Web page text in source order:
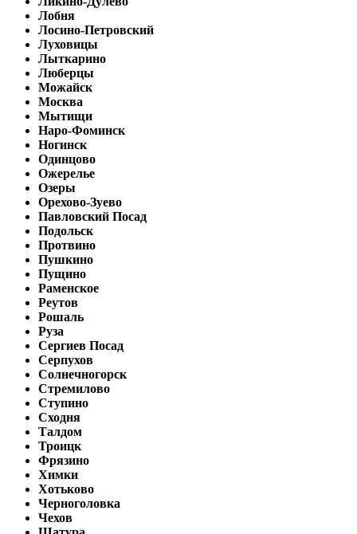
Лобня
Лосино-Петровский
Луховицы
Лыткарино
Люберцы
Можайск
Москва
Мытищи
Наро-Фоминск
Ногинск
Одинцово
Ожерелье
Озеры
Орехово-Зуево
Павловский Посад
Подольск
Протвино
Пушкино
Пущино
Раменское
Реутов
Рошаль
Руза
Сергиев Посад
Серпухов
Солнечногорск
Стремилово
Ступино
Сходня
Талдом
Троицк
Фрязино
Химки
Хотьково
Черноголовка
Чехов